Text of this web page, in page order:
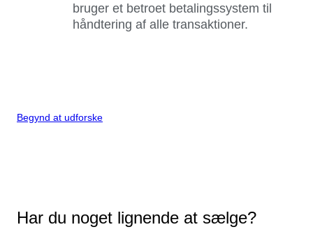
bruger et betroet betalingssystem til
håndtering af alle transaktioner.
Begynd at udforske
Har du noget lignende at sælge?